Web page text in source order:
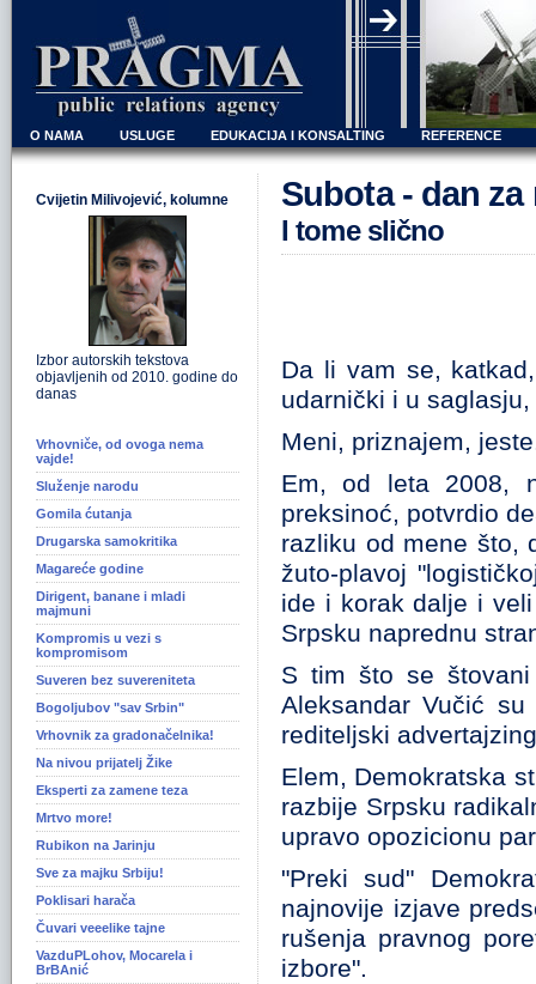
O NAMA USLUGE EDUKACIJA I KONSALTING REFERENCE
Cvijetin Milivojević, kolumne
Izbor autorskih tekstova
objavljenih od 2010. godine do
danas
Vrhovniče, od ovoga nema
vajde!
Služenje narodu
Gomila ćutanja
Drugarska samokritika
Magareće godine
Dirigent, banane i mladi
majmuni
Kompromis u vezi s
kompromisom
Suveren bez suvereniteta
Bogoljubov "sav Srbin"
Vrhovnik za gradonačelnika!
Na nivou prijatelj Žike
Eksperti za zamene teza
Mrtvo more!
Rubikon na Jarinju
Sve za majku Srbiju!
Poklisari harača
Čuvari veeelike tajne
VazduPLohov, Mocarela i
BrBAnić
Subota - dan
I tome slično
Da li vam se,
udarnički i u
Meni, priznajem,
Em, od leta 2008,
preksinoć, potvrdio
razliku od mene što,
žuto-plavoj
ide i korak dalje i
Srpsku naprednu
S tim što se
Aleksandar Vučić
rediteljski
Elem, Demokratska
razbije Srpsku
upravo opozicionu
"Preki sud"
najnovije izjave
rušenja pravnog
izbore".